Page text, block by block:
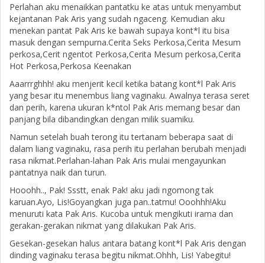
Perlahan aku menaikkan pantatku ke atas untuk menyambut
kejantanan Pak Aris yang sudah ngaceng. Kemudian aku
menekan pantat Pak Aris ke bawah supaya kont*l itu bisa
masuk dengan sempurna.Cerita Seks Perkosa,Cerita Mesum
perkosa,Cerit ngentot Perkosa,Cerita Mesum perkosa,Cerita
Hot Perkosa,Perkosa Keenakan
Aaarrrghhh! aku menjerit kecil ketika batang kont*l Pak Aris
yang besar itu menembus liang vaginaku. Awalnya terasa seret
dan perih, karena ukuran k*ntol Pak Aris memang besar dan
panjang bila dibandingkan dengan milik suamiku.
Namun setelah buah terong itu tertanam beberapa saat di
dalam liang vaginaku, rasa perih itu perlahan berubah menjadi
rasa nikmat.Perlahan-lahan Pak Aris mulai mengayunkan
pantatnya naik dan turun.
Hooohh.., Pak! Ssstt, enak Pak! aku jadi ngomong tak
karuan.Ayo, Lis!Goyangkan juga pan..tatmu! Ooohhh!Aku
menuruti kata Pak Aris. Kucoba untuk mengikuti irama dan
gerakan-gerakan nikmat yang dilakukan Pak Aris.
Gesekan-gesekan halus antara batang kont*l Pak Aris dengan
dinding vaginaku terasa begitu nikmat.Ohhh, Lis! Yabegitu!